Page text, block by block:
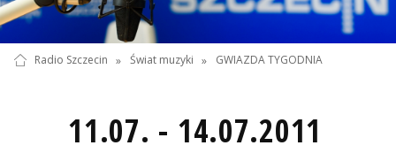
Radio Szczecin » Świat muzyki » GWIAZDA TYGODNIA
11.07. - 14.07.2011